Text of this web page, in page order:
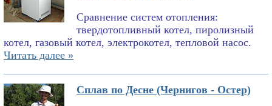
Сравнение систем отопления:
твердотопливный котел, пиролизный
котел, газовый котел, электрокотел, тепловой насос.
Читать далее »
Сплав по Десне (Чернигов - Остер)